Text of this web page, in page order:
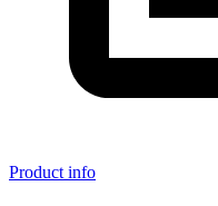
Product info